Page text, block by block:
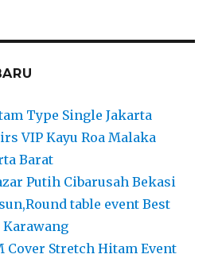
Type Single Jakarta
VIP Kayu Roa Malaka
Barat
Putih Cibarusah Bekasi
table event Best
Cover Stretch Hitam Event